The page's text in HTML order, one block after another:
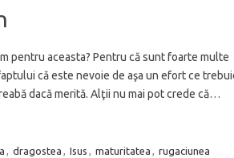
pentru aceasta? Pentru că sunt foarte multe
că este nevoie de aşa un efort ce
dacă merită. Alţii nu mai pot crede că…
, dragostea , Isus , maturitatea , rugaciunea